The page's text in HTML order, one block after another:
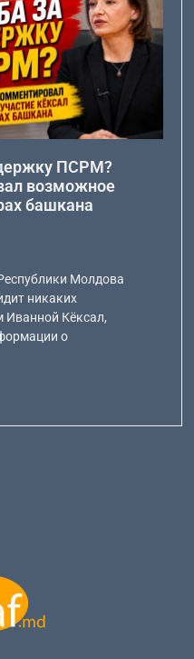
ПСРМ?
возможное
башкана
Молдова
никаких
Иванной Кёксал,
о